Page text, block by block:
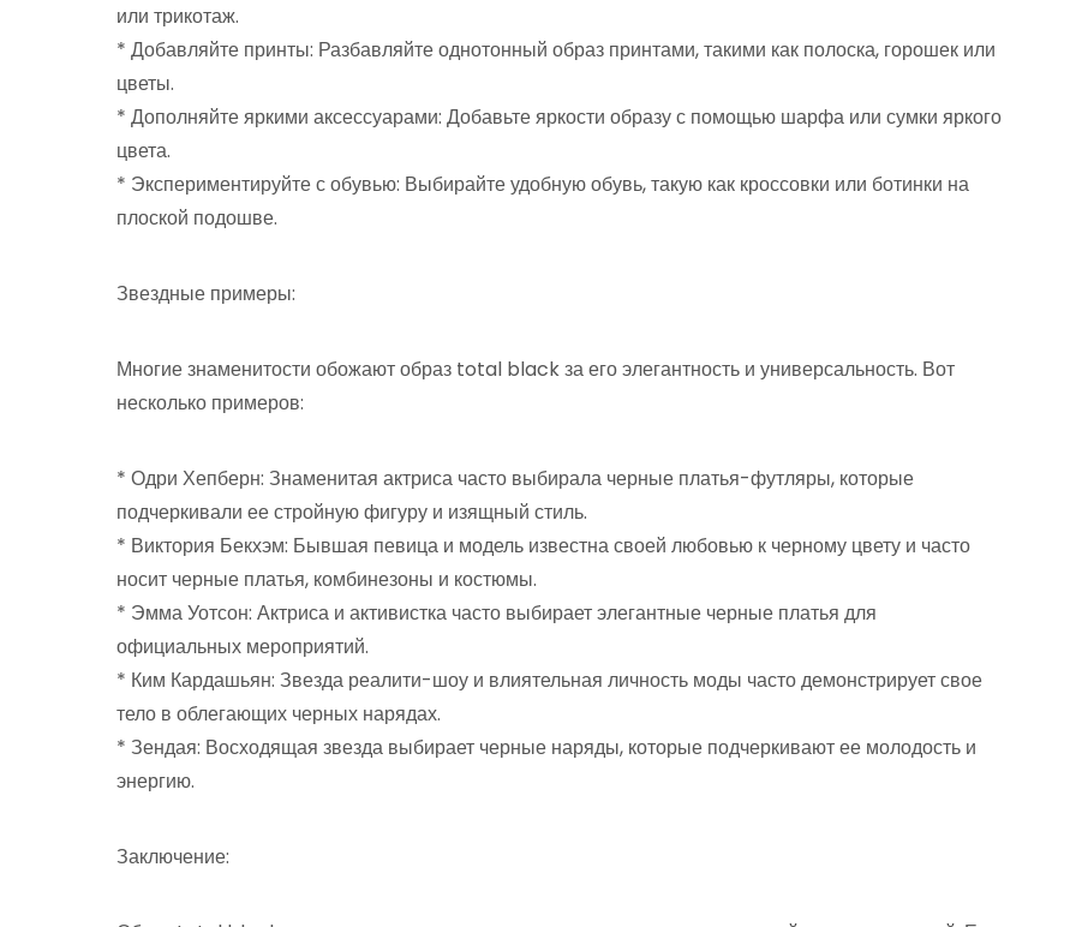
или трикотаж.
* Добавляйте принты: Разбавляйте однотонный образ принтами, такими как полоска, горошек или
цветы.
* Дополняйте яркими аксессуарами: Добавьте яркости образу с помощью шарфа или сумки яркого
цвета.
* Экспериментируйте с обувью: Выбирайте удобную обувь, такую как кроссовки или ботинки на
плоской подошве.
Звездные примеры:
Многие знаменитости обожают образ total black за его элегантность и универсальность. Вот
несколько примеров:
* Одри Хепберн: Знаменитая актриса часто выбирала черные платья-футляры, которые
подчеркивали ее стройную фигуру и изящный стиль.
* Виктория Бекхэм: Бывшая певица и модель известна своей любовью к черному цвету и часто
носит черные платья, комбинезоны и костюмы.
* Эмма Уотсон: Актриса и активистка часто выбирает элегантные черные платья для
официальных мероприятий.
* Ким Кардашьян: Звезда реалити-шоу и влиятельная личность моды часто демонстрирует свое
тело в облегающих черных нарядах.
* Зендая: Восходящая звезда выбирает черные наряды, которые подчеркивают ее молодость и
энергию.
Заключение: